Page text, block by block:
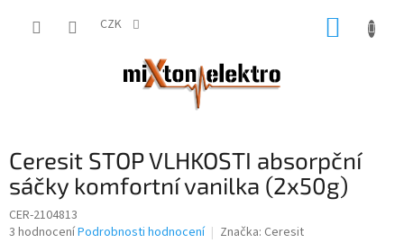
CZK
Ceresit STOP VLHKOSTI absorpční
sáčky komfortní vanilka (2x50g)
CER-2104813
Průměrné
3 hodnoceníPodrobnosti hodnocení Značka: Ceresit